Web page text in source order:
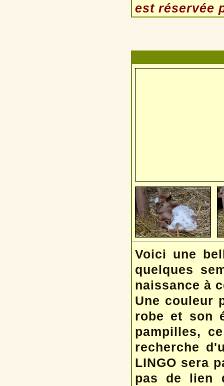
est réservée
Voici une
quelques
naissance à
Une couleur
robe et son
pampilles,
recherche
LINGO sera
pas de lien